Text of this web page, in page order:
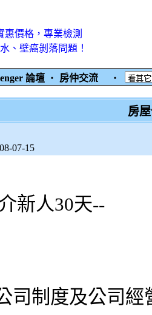
惠價格，專業檢測
、壁癌剝落問題！
論壇 ‧ 房仲交流 ‧
房
07-15
新人30天--
司制度及公司經